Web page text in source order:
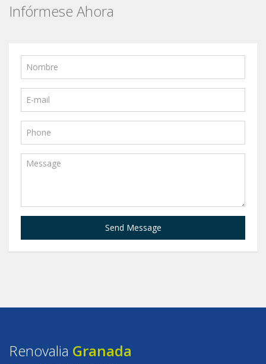
Infórmese Ahora
Send Message
Renovalia Granada